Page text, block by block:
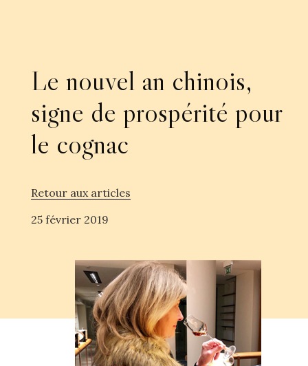
Le nouvel an chinois,
signe de prospérité pour
le cognac
Retour aux articles
25 février 2019